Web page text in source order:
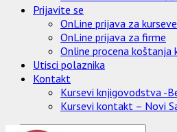
Prijavite se
OnLine prijava za kurseve
OnLine prijava za firme
Online procena koštanja
Utisci polaznika
Kontakt
Kursevi knjigovodstva -
Kursevi kontakt – Novi